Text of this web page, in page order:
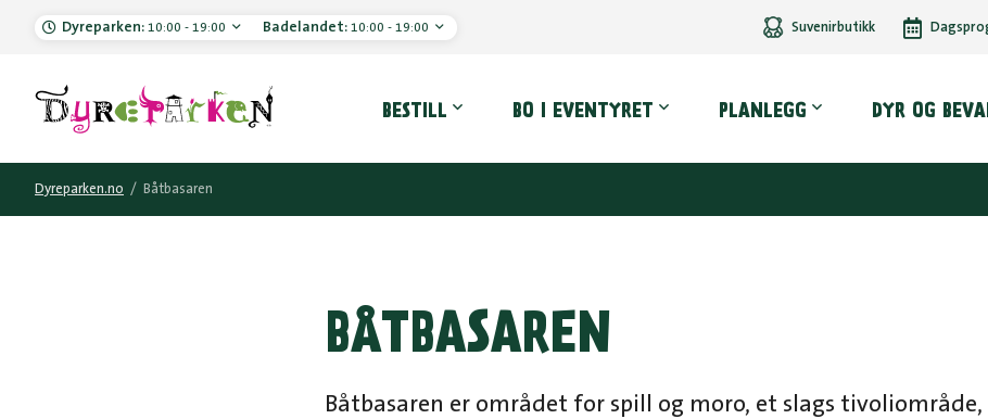
Dyreparken: 10:00 - 19:00 Badelandet: 10:00 - 19:00 Suvenirbutikk
BESTILL BO I EVENTYRET PLANLEGG DYR OG
Dyreparken.no / Båtbasaren
BÅTBASAREN
Båtbasaren er området for spill og moro, et slags